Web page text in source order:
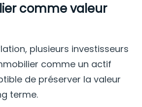
comme valeur
plusieurs investisseurs
comme un actif
de préserver la valeur
terme.